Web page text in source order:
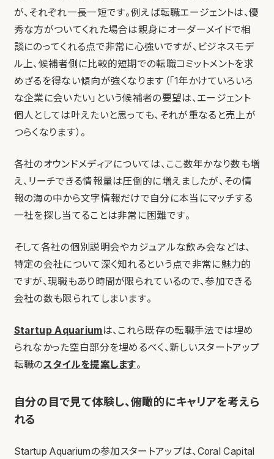
が、それぞれ一長一短です。例えば転職エージェントは、優
秀な方がついてくれた場合は親身にオーダーメイドで相
談にのってくれる点で非常に心強いですが、ビジネスモデ
ル上、候補者側に比較的短期での転職コミットメントを求
めざるを得ない傾向が強くなります（「1年かけていろいろ
な企業に会いたい」という候補者の要望は、エージェント
個人としては叶えたいと思っても、それが重なると売上が
つらくなります）。
各社のオウンドメディアについては、ここ数年かなり数も増
え、リーチできる情報量は圧倒的に増えましたが、その情
報の海の中から文字情報だけで自分に本当にマッチする
一社を探し当てることは非常に困難です。
そして各社の個別説明会やカジュアルな飲み会などは、
特定の会社について深く知れるという点で非常に魅力的
ですが、現職もあり時間が限られているので、参加できる
会社の数も限られてしまいます。
Startup Aquariumは、これら既存の転職手法では埋め
られなかった空白部分を埋めるべく、新しいスタートアップ
転職のスタイルを提案します。
自分の目で見て体験し、俯瞰的にキャリアを考えら
れる
Startup Aquariumの参加スタートアップは、Coral Capital